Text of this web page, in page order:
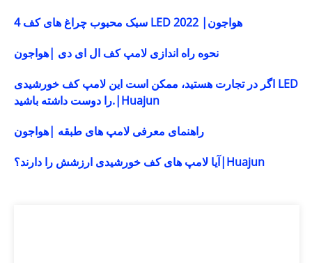
4 سبک محبوب چراغ های کف LED 2022 |هواجون
نحوه راه اندازی لامپ کف ال ای دی |هواجون
اگر در تجارت هستید، ممکن است این لامپ کف خورشیدی LED
را دوست داشته باشید.|Huajun
راهنمای معرفی لامپ های طبقه |هواجون
آیا لامپ های کف خورشیدی ارزشش را دارند؟|Huajun